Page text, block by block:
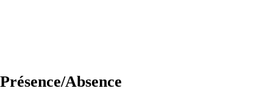
Présence/Absence